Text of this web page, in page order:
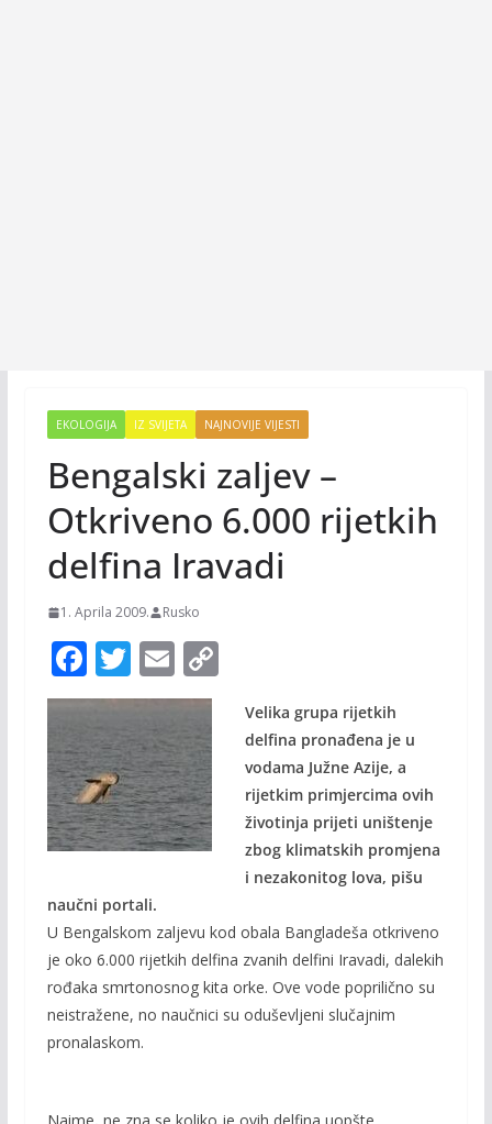
EKOLOGIJA IZ SVIJETA NAJNOVIJE VIJESTI
Bengalski zaljev –
Otkriveno 6.000 rijetkih
delfina Iravadi
1. Aprila 2009. Rusko
F
ac
e
b
o
o
T
w
itt
er
E
m
ai
l
C
Velika grupa rijetkih
delfina pronađena je u
vodama Južne Azije, a
rijetkim primjercima ovih
životinja prijeti uništenje
zbog klimatskih promjena
i nezakonitog lova, pišu
naučni portali.
U Bengalskom zaljevu kod obala Bangladeša otkriveno
je oko 6.000 rijetkih delfina zvanih delfini Iravadi, dalekih
rođaka smrtonosnog kita orke. Ove vode poprilično su
neistražene, no naučnici su oduševljeni slučajnim
pronalaskom.